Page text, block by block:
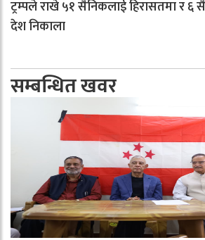
ट्रम्पले राखे ५१ सैनिकलाई हिरासतमा र ६
देश निकाला
सम्बन्धित खवर